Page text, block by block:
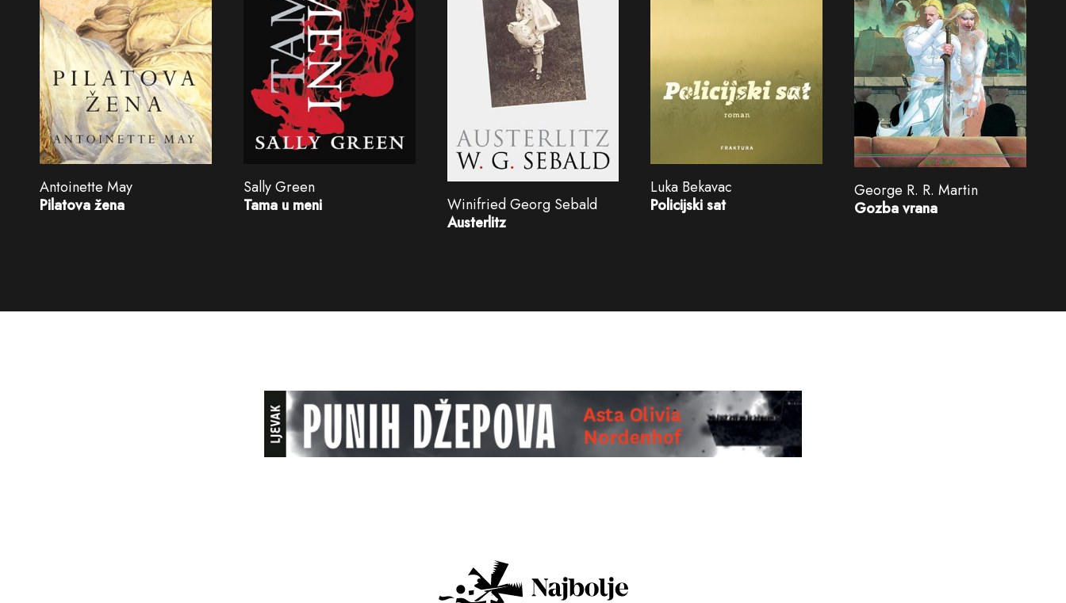
Antoinette May
Pilatova žena
Sally Green
Tama u meni
Winifried Georg Sebald
Austerlitz
Luka Bekavac
Policijski sat
George R. R. Martin
Gozba vrana